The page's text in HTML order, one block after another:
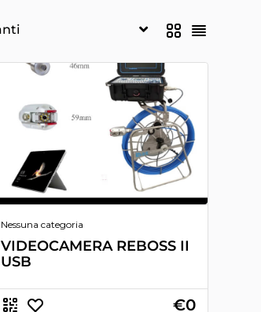
Nessuna categoria
VIDEOCAMERA REBOSS II
USB
€0